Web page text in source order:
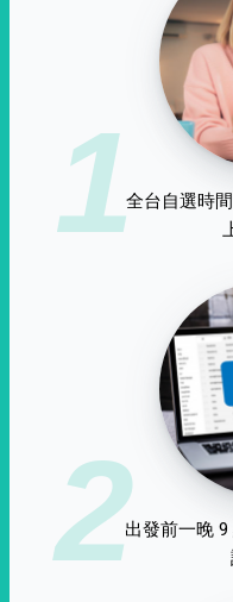
1全台自選時
2出發前一晚